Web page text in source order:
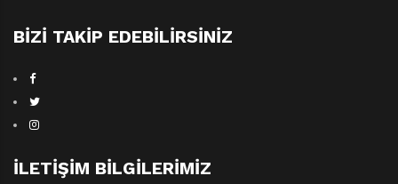
BIZI TAKIP EDEBILIRSINIZ
İLETIŞIM BILGILERIMIZ